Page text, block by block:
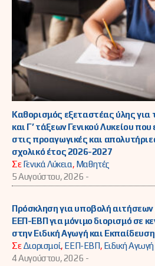
Καθορισμός εξεταστέας ύλης για
και Γ’ τάξεων Γενικού Λυκείου
στις προαγωγικές και
σχολικό έτος 2026-2027
ΣεΓενικά Λύκεια, Μαθητές
5 Αυγούστου, 2026 -
Πρόσκληση για υποβολή
ΕΕΠ-ΕΒΠ για μόνιμο διορισμό σε
στην Ειδική Αγωγή και Εκπαίδευση
ΣεΔιορισμοί, ΕΕΠ-ΕΒΠ, Ειδική Αγωγή
4 Αυγούστου, 2026 -